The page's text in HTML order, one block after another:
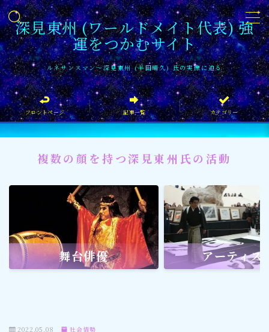
深見東州 (ワールドメイト代表) 強
運をつかむサイト
ルネサンスマン〜深見東州 (半田晴久) 氏の実像に迫る
MENU
フロントページ
記事一覧
イベント情報
企業家
文化・芸術活動
社会貢献 社会貢献
フロントページ 記事一覧 カテゴリー
複数の顔を持つ深見東州氏の活動
舞台俳優 アーティス
2022.05.08 社会情勢